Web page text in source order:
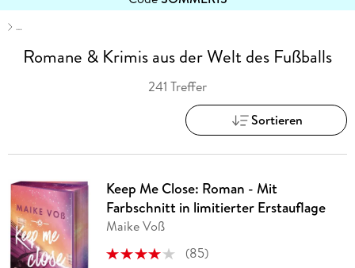
erfahren
…
Romane & Krimis aus der Welt des Fußballs
241 Treffer
Sortieren
Keep Me Close: Roman - Mit
Farbschnitt in limitierter Erstauflage
Maike Voß
(85)